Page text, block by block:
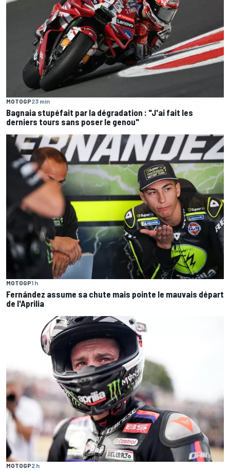
MOTOGP23 min
Bagnaia stupéfait par la dégradation : "J'ai fait les
derniers tours sans poser le genou"
MOTOGP1 h
Fernández assume sa chute mais pointe le mauvais départ
de l'Aprilia
MOTOGP2 h